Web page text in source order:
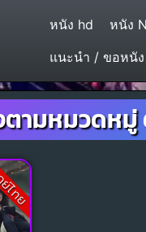
หนัง hd หนัง
แนะนำ / ขอหนัง
ามหมวดห
ทย